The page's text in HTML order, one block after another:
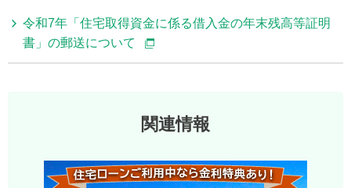
令和7年「住宅取得資金に係る借入金の年末残高等証明
書」の郵送について
関連情報